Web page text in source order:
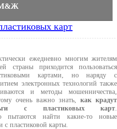
карт
ежедневно многим жителям
страны приходится пользоваться
картами, но наряду с
электронных технологий также
и методы мошенничества,
очень важно знать,как крадут
с пластиковых карт
пытаются найти какие-то новые
с пластиковой карты.